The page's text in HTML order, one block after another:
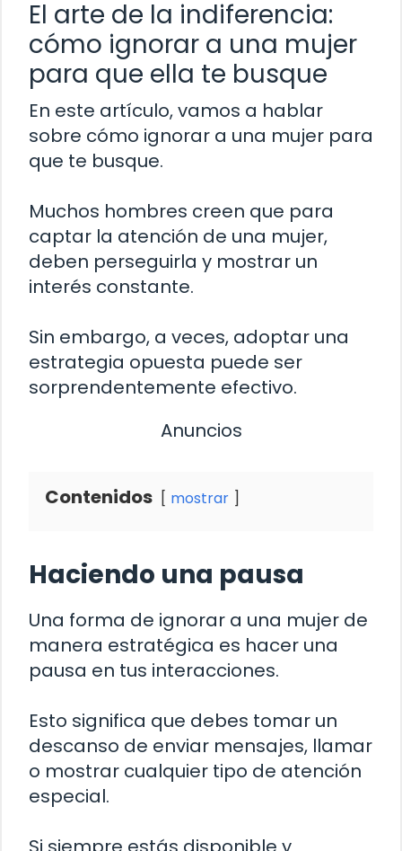
El arte de la indiferencia:
cómo ignorar a una mujer
para que ella te busque
En este artículo, vamos a hablar
sobre cómo ignorar a una mujer para
que te busque.
Muchos hombres creen que para
captar la atención de una mujer,
deben perseguirla y mostrar un
interés constante.
Sin embargo, a veces, adoptar una
estrategia opuesta puede ser
sorprendentemente efectivo.
Anuncios
Contenidos mostrar
Haciendo una pausa
Una forma de ignorar a una mujer de
manera estratégica es hacer una
pausa en tus interacciones.
Esto significa que debes tomar un
descanso de enviar mensajes, llamar
o mostrar cualquier tipo de atención
especial.